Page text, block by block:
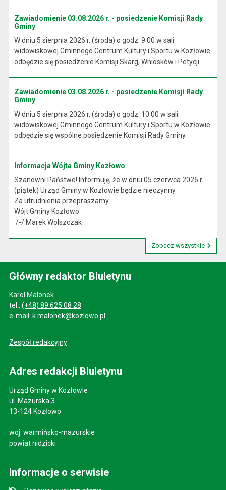
Zawiadomienie 03.08.2026 r. - posiedzenie Komisji Rady
Gminy
W dniu 5 sierpnia 2026 r. (środa) o godz. 9.00 w sali
widowiskowej Gminnego Centrum Kultury i Sportu w Kozłowie
odbędzie się posiedzenie Komisji Skarg, Wniosków i Petycji.
Zawiadomienie 03.08.2026 r. - posiedzenie Komisji Rady
Gminy
W dniu 5 sierpnia 2026 r. (środa) o godz. 10.00 w sali
widowiskowej Gminnego Centrum Kultury i Sportu w Kozłowie
odbędzie się wspólne posiedzenie Komisji Rady Gminy.
Informacja Wójta Gminy Kozłowo
Szanowni Państwo! Informuję, że w dniu 05 czerwca 2026 r.
(piątek) Urząd Gminy w Kozłowie będzie nieczynny.
Za utrudnienia przepraszamy.
Wójt Gminy Kozłowo
/-/ Marek Wolszczak
Zobacz wszystkie
Główny redaktor Biuletynu
Karol Malonek
tel.: (+48) 89 625 08 28
e-mail: k.malonek@kozlowo.pl
Zespół redakcyjny
Adres redakcji Biuletynu
Urząd Gminy w Kozłowie
ul. Mazurska 3
13-124 Kozłowo
woj. warmińsko-mazurskie
powiat nidzicki
Informacje o serwisie